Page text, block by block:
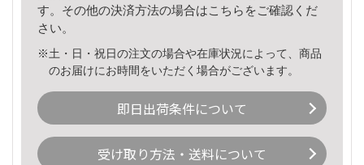
す。その他の決済方法の場合はこちら をご確認くだ
さい。
※土・日・祝日の注文の場合や在庫状況によって、商品
のお届けにお時間をいただく場合がございます。
即日出荷条件について
受け取り方法・送料について